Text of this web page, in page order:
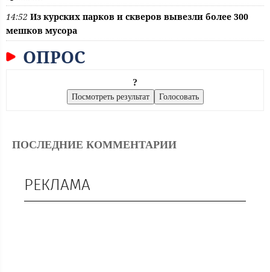
14:52 Из курских парков и скверов вывезли более 300
мешков мусора
ОПРОС
?
ПОСЛЕДНИЕ КОММЕНТАРИИ
РЕКЛАМА